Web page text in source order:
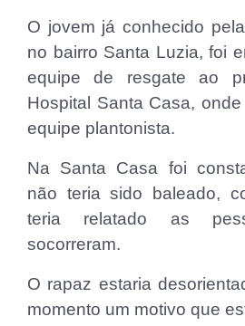
O jovem já conhecido
no bairro Santa Luzia, foi
equipe de resgate ao
Hospital Santa Casa,
equipe plantonista.
Na Santa Casa foi
não teria sido baleado,
teria relatado as
socorreram.
O rapaz estaria
momento um motivo que